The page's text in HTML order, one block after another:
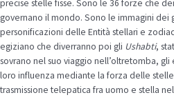
precise stelle fisse. Sono le 36 forze che
governano il mondo. Sono le immagini dei
personificazioni delle Entità stellari e
egiziano che diverranno poi gli Ushabti,
sovrano nel suo viaggio nell’oltretomba, gli
loro influenza mediante la forza delle
trasmissione telepatica fra uomo e stella